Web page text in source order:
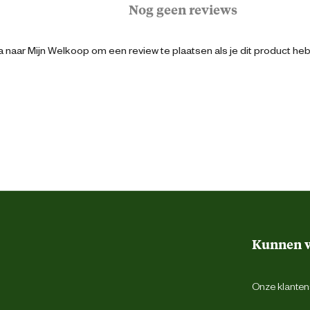
Nog geen reviews
naar Mijn Welkoop om een review te plaatsen als je dit product
Kunnen
Onze